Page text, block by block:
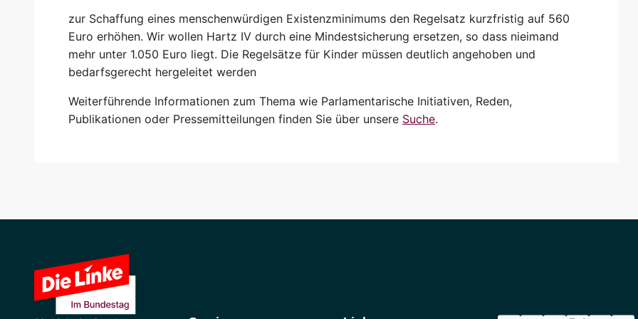
zur Schaffung eines menschenwürdigen Existenzminimums den Regelsatz kurzfristig auf 560
Euro erhöhen. Wir wollen Hartz IV durch eine Mindestsicherung ersetzen, so dass nieimand
mehr unter 1.050 Euro liegt. Die Regelsätze für Kinder müssen deutlich angehoben und
bedarfsgerecht hergeleitet werden
Weiterführende Informationen zum Thema wie Parlamentarische Initiativen, Reden,
Publikationen oder Pressemitteilungen finden Sie über unsere Suche.